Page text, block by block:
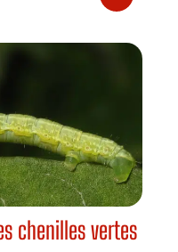
chenilles vertes